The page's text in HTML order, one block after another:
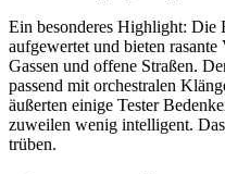
Ein besonderes Highlight: Die
aufgewertet und bieten
Gassen und offene Straßen.
passend mit orchestralen
äußerten einige Tester
zuweilen wenig intelligent.
trüben.